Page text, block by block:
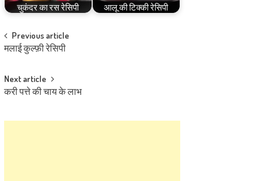
चुकंदर का रस रेसिपी आलू की टिक्की रेसिपी
Post
navigation
Previous article
मलाई कुल्फ़ी रेसिपी
Next article
करी पत्ते की चाय के लाभ